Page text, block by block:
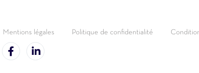
Mentions légales Politique de confidentialité